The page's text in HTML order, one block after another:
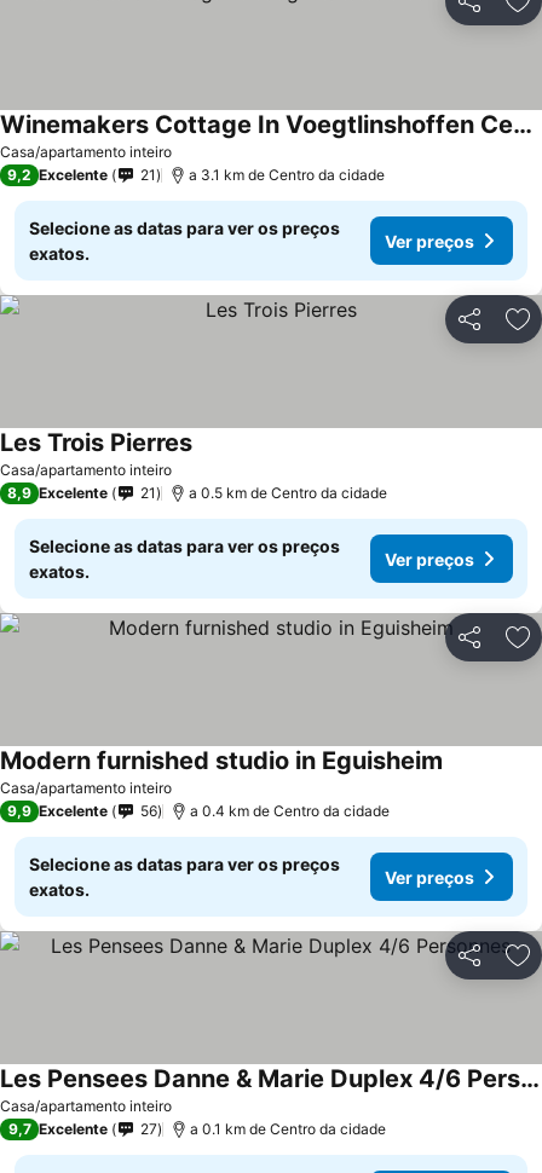
Partilhar
Casa/apartamento inteiro
Winemakers Cottage In Voegtlinshoffen Center Alsace
9,2 Excelente 21 a 3.1 km de Centro da cidade
Selecione as datas para ver os preços
exatos.
Ver preços
Partilhar
Casa/apartamento inteiro
Les Trois Pierres
8,9 Excelente 21 a 0.5 km de Centro da cidade
Selecione as datas para ver os preços
exatos.
Ver preços
Partilhar
Casa/apartamento inteiro
Modern furnished studio in Eguisheim
9,9 Excelente 56 a 0.4 km de Centro da cidade
Selecione as datas para ver os preços
exatos.
Ver preços
Partilhar
Casa/apartamento inteiro
Les Pensees Danne & Marie Duplex 4/6 Personnes
9,7 Excelente 27 a 0.1 km de Centro da cidade